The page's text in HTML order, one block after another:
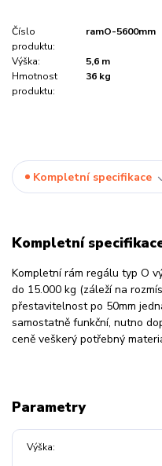
Číslo
produktu:
ramO-5600mm
Výška:
5,6 m
Hmotnost
produktu:
36 kg
Kompletní specifikace
Kompletní
Kompletní rám regálu typ O
do 15.000 kg (záleží na
přestavitelnost po 50mm
samostatně funkční, nutno
ceně veškerý potřebný
Parametry
Výška